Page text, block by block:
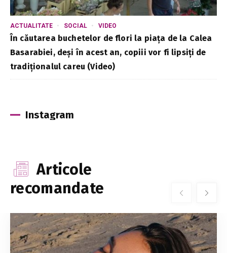
ACTUALITATE SOCIAL VIDEO
În căutarea buchetelor de flori la piața de la Calea
Basarabiei, deși în acest an, copiii vor fi lipsiți de
tradiționalul careu (Video)
Instagram
Articole
recomandate